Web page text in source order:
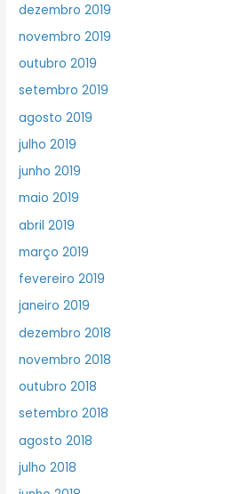
dezembro 2019
novembro 2019
outubro 2019
setembro 2019
agosto 2019
julho 2019
junho 2019
maio 2019
abril 2019
março 2019
fevereiro 2019
janeiro 2019
dezembro 2018
novembro 2018
outubro 2018
setembro 2018
agosto 2018
julho 2018